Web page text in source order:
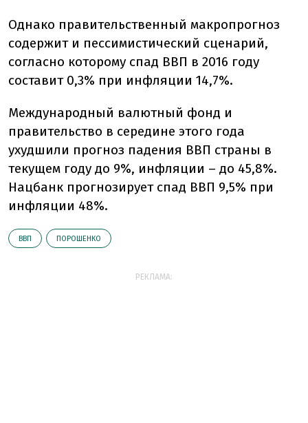
Однако правительственный макропрогноз
содержит и пессимистический сценарий,
согласно которому спад ВВП в 2016 году
составит 0,3% при инфляции 14,7%.
Международный валютный фонд и
правительство в середине этого года
ухудшили прогноз падения ВВП страны в
текущем году до 9%, инфляции – до 45,8%.
Нацбанк прогнозирует спад ВВП 9,5% при
инфляции 48%.
ВВП ПОРОШЕНКО
РЕКЛАМА: